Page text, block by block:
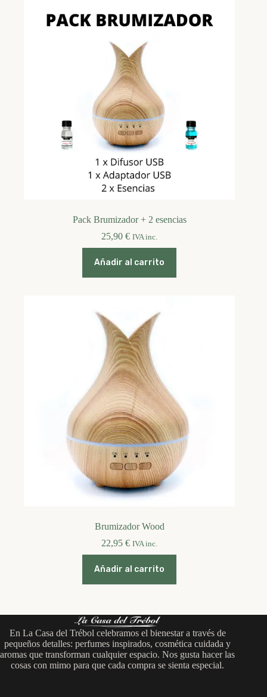
Pack Brumizador + 2 esencias
25,90€ IVA inc.
Añadir al carrito
Brumizador Wood
22,95€ IVA inc.
Añadir al carrito
En La Casa del Trébol celebramos el bienestar a través de
pequeños detalles: perfumes inspirados, cosmética cuidada y
aromas que transforman cualquier espacio. Nos gusta hacer las
cosas con mimo para que cada compra se sienta especial.